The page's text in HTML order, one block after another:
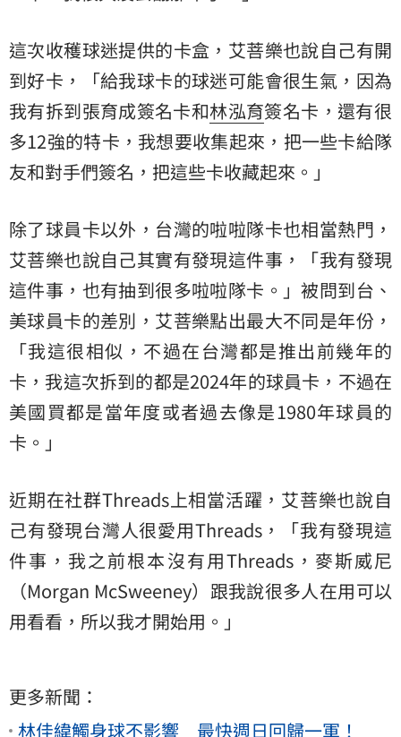
這次收穫球迷提供的卡盒，艾菩樂也說自己有開
到好卡，「給我球卡的球迷可能會很生氣，因為
我有拆到張育成簽名卡和林泓育簽名卡，還有很
多12強的特卡，我想要收集起來，把一些卡給隊
友和對手們簽名，把這些卡收藏起來。」
除了球員卡以外，台灣的啦啦隊卡也相當熱門，
艾菩樂也說自己其實有發現這件事，「我有發現
這件事，也有抽到很多啦啦隊卡。」被問到台、
美球員卡的差別，艾菩樂點出最大不同是年份，
「我這很相似，不過在台灣都是推出前幾年的
卡，我這次拆到的都是2024年的球員卡，不過在
美國買都是當年度或者過去像是1980年球員的
卡。」
近期在社群Threads上相當活躍，艾菩樂也說自
己有發現台灣人很愛用Threads，「我有發現這
件事，我之前根本沒有用Threads，麥斯威尼
（Morgan McSweeney）跟我說很多人在用可以
用看看，所以我才開始用。」
更多新聞：
林佳緯觸身球不影響 最快週日回歸一軍！